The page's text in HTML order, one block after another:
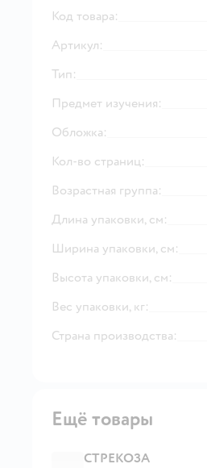
Код товара:
Артикул:
Тип:
Предмет изучения:
Обложка:
Кол-во страниц:
Возрастная группа:
Длина упаковки, см:
Ширина упаковки, см:
Высота упаковки, см:
Вес упаковки, кг:
Страна производства:
Ещё товары
СТРЕКОЗА